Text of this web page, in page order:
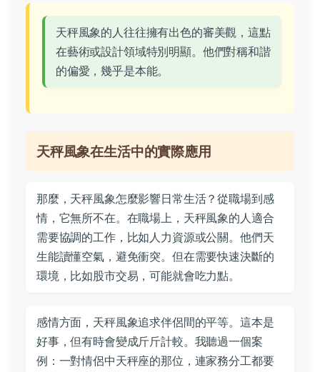
天秤風象的人往往擁有出色的審美觀，這點
在藝術或設計領域特別明顯。他們對稱和諧
的偏愛，幾乎是本能。
天秤風象在生活中的實際應用
那麼，天秤風象怎麼影響日常生活？從職場到感
情，它無所不在。在職場上，天秤風象的人適合
需要協調的工作，比如人力資源或公關。他們天
生能讀懂空氣，避免衝突。但在需要快速決斷的
環境，比如股市交易，可能就會吃力點。
感情方面，天秤風象追求伴侶間的平等。這本是
好事，但有時會變成斤斤計較。我聽過一個案
例：一對情侶中天秤座的那位，連家務分工都要